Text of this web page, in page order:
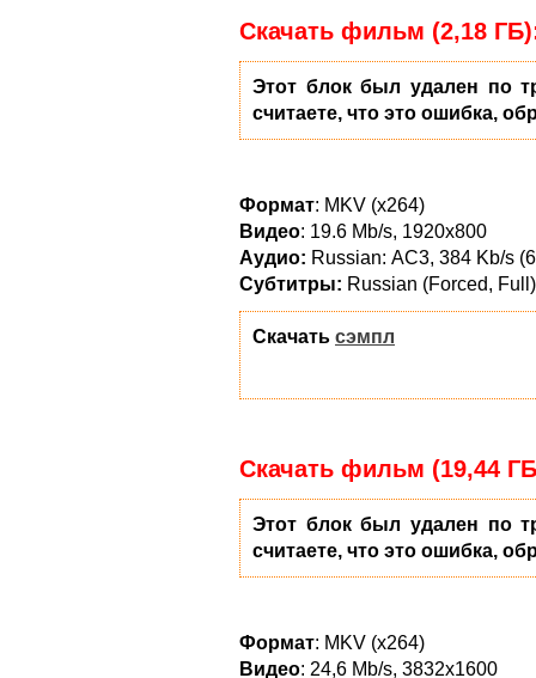
Скачать фильм (2,18
Этот блок был удален по
считаете, что это ошибка,
Формат: MKV (x264)
Видео: 19.6 Mb/s, 1920x800
Аудио: Russian: АС3, 384 Kb/s
Субтитры: Russian (Forced,
Скачать сэмпл
Скачать фильм (19,44
Этот блок был удален по
считаете, что это ошибка,
Формат: MKV (x264)
Видео: 24,6 Mb/s, 3832x1600